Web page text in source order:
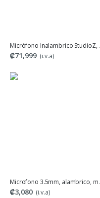
₡71,999 (i.v.a)
₡3,080 (i.v.a)